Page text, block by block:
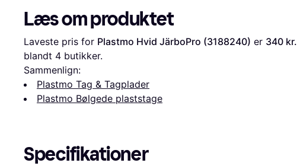
Læs om produktet
Laveste pris for Plastmo Hvid JärboPro (3188240) er 340 kr.
blandt 4 butikker.
Sammenlign:
Plastmo Tag & Tagplader
Plastmo Bølgede plaststage
Specifikationer